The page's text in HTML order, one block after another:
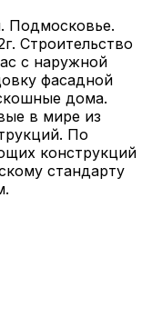
Подмосковье.
Строительство
с наружной
фасадной
дома.
в мире из
По
конструкций
стандарту